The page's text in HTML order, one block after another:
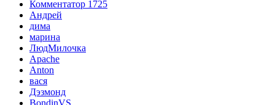
Комментатор 1725
Андрей
дима
марина
ЛюдМилочка
Apache
Anton
вася
Дэзмонд
BondinVS